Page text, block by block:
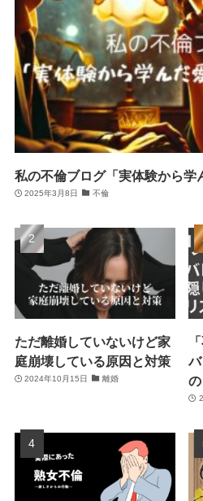
私の不倫ブログ「実体験から学
2025年3月8日 不倫
ただ離婚していないけど家
庭崩壊している原因と対策
2024年10月15日 離婚
の